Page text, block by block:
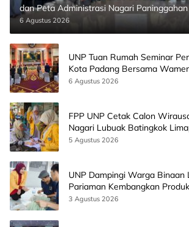
dan Peta Administrasi Nagari Paninggahan
6 Agustus 2026
UNP Tuan Rumah Seminar
Kota Padang Bersama
CEO EMGS Malaysia
6 Agustus 2026
FPP UNP Cetak Calon
Nagari Lubuak Batingkok
5 Agustus 2026
UNP Dampingi Warga Binaan
Pariaman Kembangkan
AI
3 Agustus 2026